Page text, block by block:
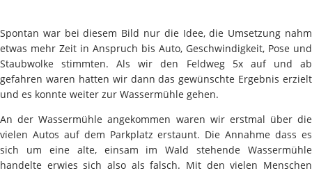
Spontan war bei diesem Bild nur die Idee, die Umsetzung nahm
etwas mehr Zeit in Anspruch bis Auto, Geschwindigkeit, Pose und
Staubwolke stimmten. Als wir den Feldweg 5x auf und ab
gefahren waren hatten wir dann das gewünschte Ergebnis erzielt
und es konnte weiter zur Wassermühle gehen.
An der Wassermühle angekommen waren wir erstmal über die
vielen Autos auf dem Parkplatz erstaunt. Die Annahme dass es
sich um eine alte, einsam im Wald stehende Wassermühle
handelte erwies sich also als falsch. Mit den vielen Menschen